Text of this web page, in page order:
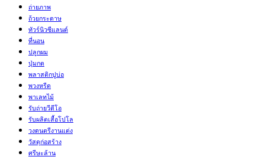
ถ่ายภาพ
ถ้วยกระดาษ
ทัวร์นิวซีแลนด์
ที่นอน
ปลูกผม
ปุ่มกด
พลาสติกปูบ่อ
พวงหรีด
พาเลทไม้
รับถ่ายวีดีโอ
รับผลิตเสื้อโปโล
วงดนตรีงานแต่ง
วัสดุก่อสร้าง
ศรีษะล้าน